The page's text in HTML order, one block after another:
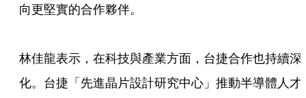
向更堅實的合作夥伴。
林佳龍表示，在科技與產業方面，台捷合作也持續深
化。台捷「先進晶片設計研究中心」推動半導體人才